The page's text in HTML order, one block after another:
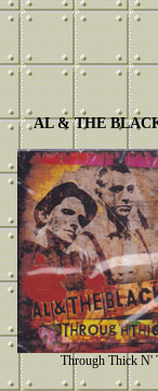
AL & THE
Through Thick N'